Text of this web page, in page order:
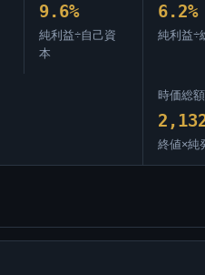
9.6%
純利益÷自己資
本
6.2%
純利益÷
時価総額
終値×純